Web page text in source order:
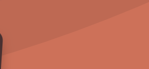
Orgánica 15/99, de 13 de diciembre, de Protección de